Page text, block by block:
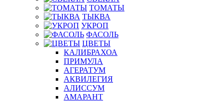
ТОМАТЫ
ТЫКВА
УКРОП
ФАСОЛЬ
ЦВЕТЫ
КАЛИБРАХОА
ПРИМУЛА
АГЕРАТУМ
АКВИЛЕГИЯ
АЛИССУМ
АМАРАНТ